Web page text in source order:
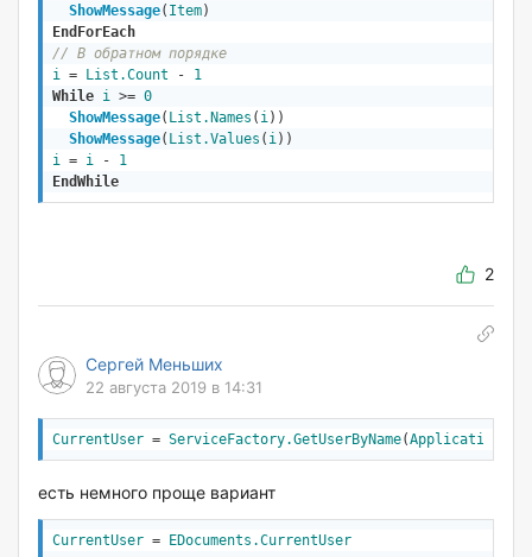
ShowMessage( Item)
EndForEach
// В обратном порядке
i = List.Count - 1
While i >= 0
ShowMessage( List.Names ( i))
ShowMessage( List.Values ( i))
i = i - 1
EndWhile
2
Сергей Меньших
22 августа 2019 в 14:31
CurrentUser = ServiceFactory.GetUserByName(Application
есть немного проще вариант
CurrentUser = EDocuments .CurrentUser